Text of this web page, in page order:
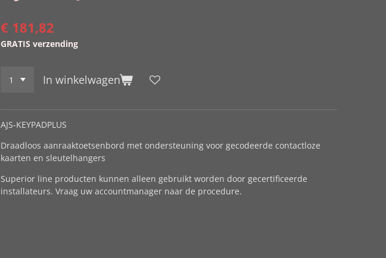
€ 181,82
GRATIS verzending
In winkelwagen
AJS-KEYPADPLUS
Draadloos aanraaktoetsenbord met ondersteuning voor gecodeerde contactloze
kaarten en sleutelhangers
Superior line producten kunnen alleen gebruikt worden door gecertificeerde
installateurs. Vraag uw accountmanager naar de procedure.